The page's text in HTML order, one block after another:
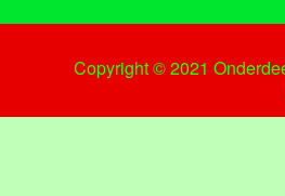
Copyright © 2021